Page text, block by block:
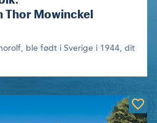
Thor Mowinckel
ble født i Sverige i 1944, dit